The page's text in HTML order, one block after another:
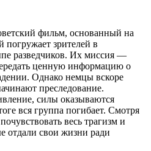
фильм, основанный на
погружает зрителей в
разведчиков. Их миссия —
ценную информацию о
Однако немцы вскоре
преследование.
силы оказываются
вся группа погибает. Смотря
весь трагизм и
отдали свои жизни ради